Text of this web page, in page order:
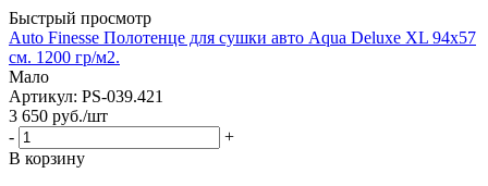
Быстрый просмотр
Auto Finesse Полотенце для сушки авто Aqua Deluxe XL 94х57
см. 1200 гр/м2.
Мало
Артикул: PS-039.421
3 650 руб./шт
-
+
В корзину